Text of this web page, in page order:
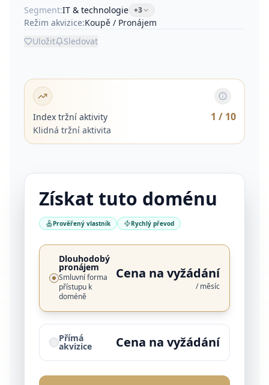
Segment:IT & technologie +3
Režim akvizice:Koupě / Pronájem
Uložit
Sledovat
Index tržní aktivity 1 / 10
Klidná tržní aktivita
Získat tuto doménu
Prověřený vlastník Rychlý převod
Dlouhodobý
pronájem
Smluvní forma
přístupu k
doméně
Cena na vyžádání
/ měsíc
Přímá
akvizice Cena na vyžádání